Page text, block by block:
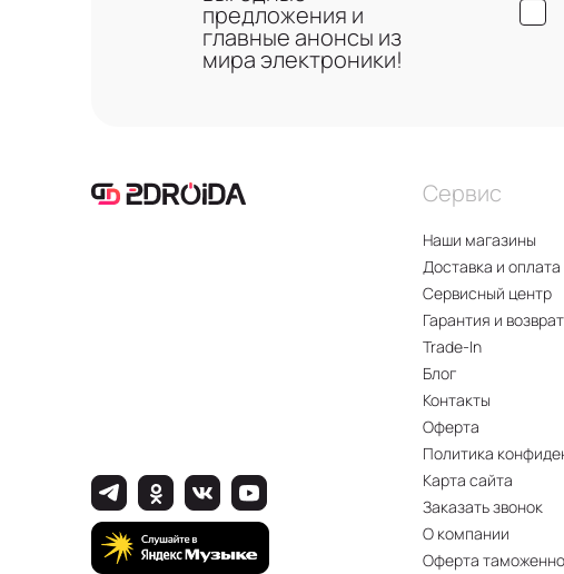
предложения и
главные анонсы из
мира электроники!
Сервис
Наши магазины
Доставка и оплата
Сервисный центр
Гарантия и возврат
Trade-In
Блог
Контакты
Оферта
Политика
Карта сайта
Заказать звонок
О компании
Оферта